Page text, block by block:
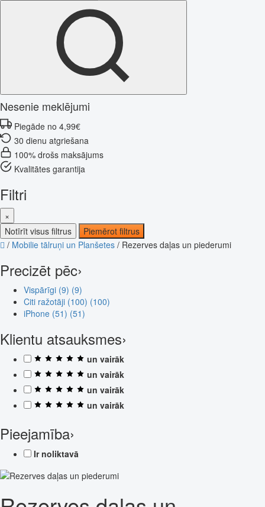
Nesenie meklējumi
Piegāde no 4,99€
30 dienu atgriešana
100% drošs maksājums
Kvalitātes garantija
Filtri
×
Notīrīt visus filtrus
Piemērot filtrus
/ Mobilie tālruņi un Planšetes / Rezerves daļas un piederumi
Precizēt pēc›
Vispārīgi (9) (9)
Citi ražotāji (100) (100)
iPhone (51) (51)
Klientu atsauksmes›
un vairāk
un vairāk
un vairāk
un vairāk
Pieejamība›
Ir noliktavā